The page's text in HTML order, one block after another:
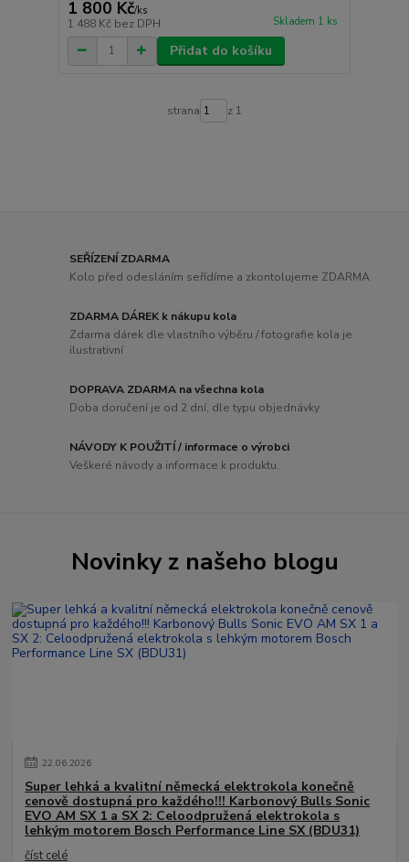
1 800 Kč/ks
1 488 Kč bez DPH Skladem 1 ks
Přidat do košíku
strana z 1
SEŘÍZENÍ ZDARMA
Kolo před odesláním seřídíme a zkontolujeme ZDARMA
ZDARMA DÁREK k nákupu kola
Zdarma dárek dle vlastního výběru / fotografie kola je
ilustrativní
DOPRAVA ZDARMA na všechna kola
Doba doručení je od 2 dní, dle typu objednávky
NÁVODY K POUŽITÍ / informace o výrobci
Veškeré návody a informace k produktu.
Novinky z našeho blogu
22.06.2026
Super lehká a kvalitní německá elektrokola konečně
cenově dostupná pro každého!!! Karbonový Bulls Sonic
EVO AM SX 1 a SX 2: Celoodpružená elektrokola s
lehkým motorem Bosch Performance Line SX (BDU31)
číst celé